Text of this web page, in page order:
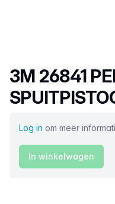
3M 26841
Log in om meer
In winkelwagen